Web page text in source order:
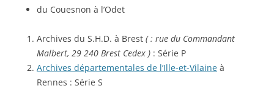
du Couesnon à l’Odet
Archives du S.H.D. à Brest ( : rue du Commandant
Malbert, 29 240 Brest Cedex ) : Série P
Archives départementales de l’Ille-et-Vilaine à
Rennes : Série S